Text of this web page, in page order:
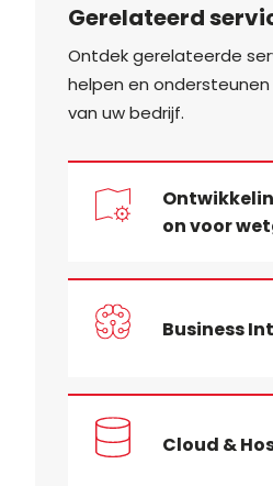
Gerelateerd
Ontdek gerelateerde
helpen en
van uw bedrijf.
on voor
Business
Cloud &